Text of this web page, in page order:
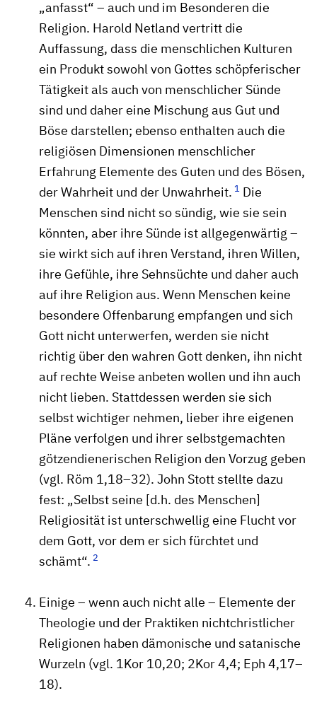
„anfasst“ – auch und im Besonderen die
Religion. Harold Netland vertritt die
Auffassung, dass die menschlichen Kulturen
ein Produkt sowohl von Gottes schöpferischer
Tätigkeit als auch von menschlicher Sünde
sind und daher eine Mischung aus Gut und
Böse darstellen; ebenso enthalten auch die
religiösen Dimensionen menschlicher
Erfahrung Elemente des Guten und des Bösen,
der Wahrheit und der Unwahrheit. 1 Die
Menschen sind nicht so sündig, wie sie sein
könnten, aber ihre Sünde ist allgegenwärtig –
sie wirkt sich auf ihren Verstand, ihren Willen,
ihre Gefühle, ihre Sehnsüchte und daher auch
auf ihre Religion aus. Wenn Menschen keine
besondere Offenbarung empfangen und sich
Gott nicht unterwerfen, werden sie nicht
richtig über den wahren Gott denken, ihn nicht
auf rechte Weise anbeten wollen und ihn auch
nicht lieben. Stattdessen werden sie sich
selbst wichtiger nehmen, lieber ihre eigenen
Pläne verfolgen und ihrer selbstgemachten
götzendienerischen Religion den Vorzug geben
(vgl. Röm 1,18–32). John Stott stellte dazu
fest: „Selbst seine [d.h. des Menschen]
Religiosität ist unterschwellig eine Flucht vor
dem Gott, vor dem er sich fürchtet und
schämt“. 2
Einige – wenn auch nicht alle – Elemente der
Theologie und der Praktiken nichtchristlicher
Religionen haben dämonische und satanische
Wurzeln (vgl. 1Kor 10,20; 2Kor 4,4; Eph 4,17–
18).